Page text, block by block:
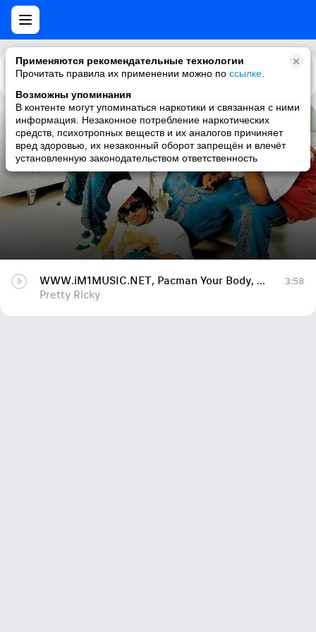
Применяются рекомендательные технологии
Прочитать правила их применении можно по ссылке
Возможны упоминания
В контенте могут упоминаться наркотики и связанная с ними
информация. Незаконное потребление наркотических
средств, психотропных веществ и их аналогов причиняет
вред здоровью, их незаконный оборот запрещён и влечёт
установленную законодательством ответственность
Каталог Рекомендации
Pretty Ricky
WWW.iM1MUSIC.NET, Pacman Your Body, WWW.iM1MUSIC.NET
Pretty Ricky
3:58